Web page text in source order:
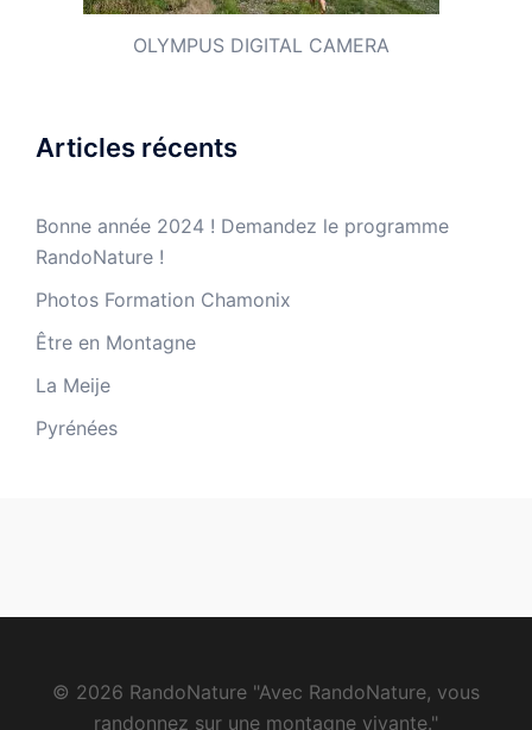
OLYMPUS DIGITAL CAMERA
Articles récents
Bonne année 2024 ! Demandez le programme
RandoNature !
Photos Formation Chamonix
Être en Montagne
La Meije
Pyrénées
© 2026 RandoNature "Avec RandoNature, vous
randonnez sur une montagne vivante."